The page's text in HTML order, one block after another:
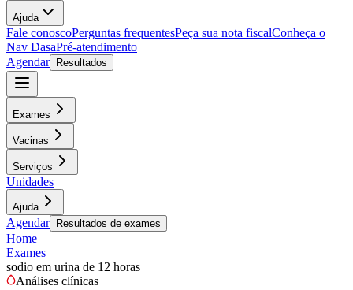
Ajuda
Fale conoscoPerguntas frequentesPeça sua nota fiscalConheça o
Nav DasaPré-atendimento
Agendar
Resultados
Exames
Vacinas
Serviços
Unidades
Ajuda
Agendar Resultados de exames
Home
Exames
sodio em urina de 12 horas
Análises clínicas